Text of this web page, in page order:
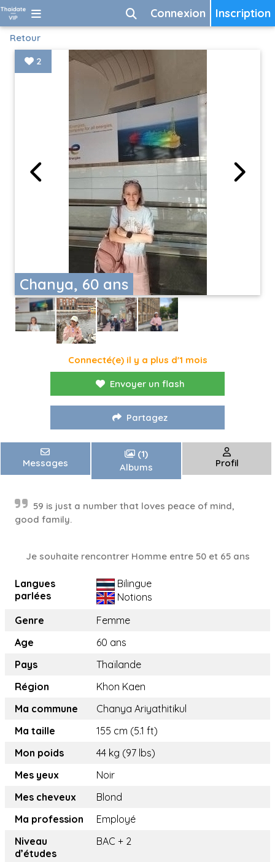
Inscription
Connexion
Retour
Chanya, 60 ans
2
Connecté(e) il y a plus d'1 mois
Envoyer un flash
Partagez
Messages
(1)
Albums
Profil
59 is just a number that loves peace of mind,
good family.
Je souhaite rencontrer Homme entre 50 et 65 ans
Langues
parlées
Bilingue
Notions
Genre
Femme
Age
60 ans
Pays
Thaïlande
Région
Khon Kaen
Ma commune
Chanya Ariyathitikul
Ma taille
155 cm (5.1 ft)
Mon poids
44 kg (97 lbs)
Mes yeux
Noir
Mes cheveux
Blond
Ma profession
Employé
Niveau
d’études
BAC + 2